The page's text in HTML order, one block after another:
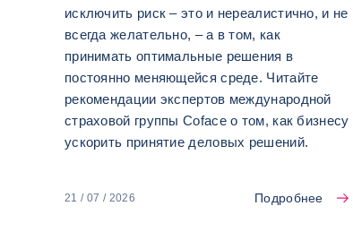
исключить риск – это и нереалистично, и не
всегда желательно, – а в том, как
принимать оптимальные решения в
постоянно меняющейся среде. Читайте
рекомендации экспертов международной
страховой группы Coface о том, как бизнесу
ускорить принятие деловых решений.
21 / 07 / 2026 Подробнее